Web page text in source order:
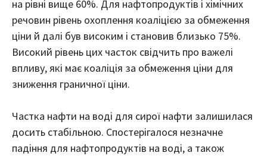
на рівні вище 60%. Для нафтопродуктів і хімічних
речовин рівень охоплення коаліцією за обмеження
ціни й далі був високим і становив близько 75%.
Високий рівень цих часток свідчить про важелі
впливу, які має коаліція за обмеження ціни для
зниження граничної ціни.
Частка нафти на воді для сирої нафти залишилася
досить стабільною. Спостерігалося незначне
падіння для нафтопродуктів на воді, а також